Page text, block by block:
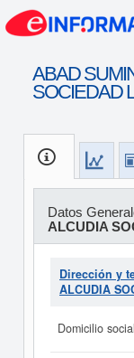
ABAD
SOCIEDAD
Datos
ALCUDIA
Dirección y
ALCUDIA
Domicilio